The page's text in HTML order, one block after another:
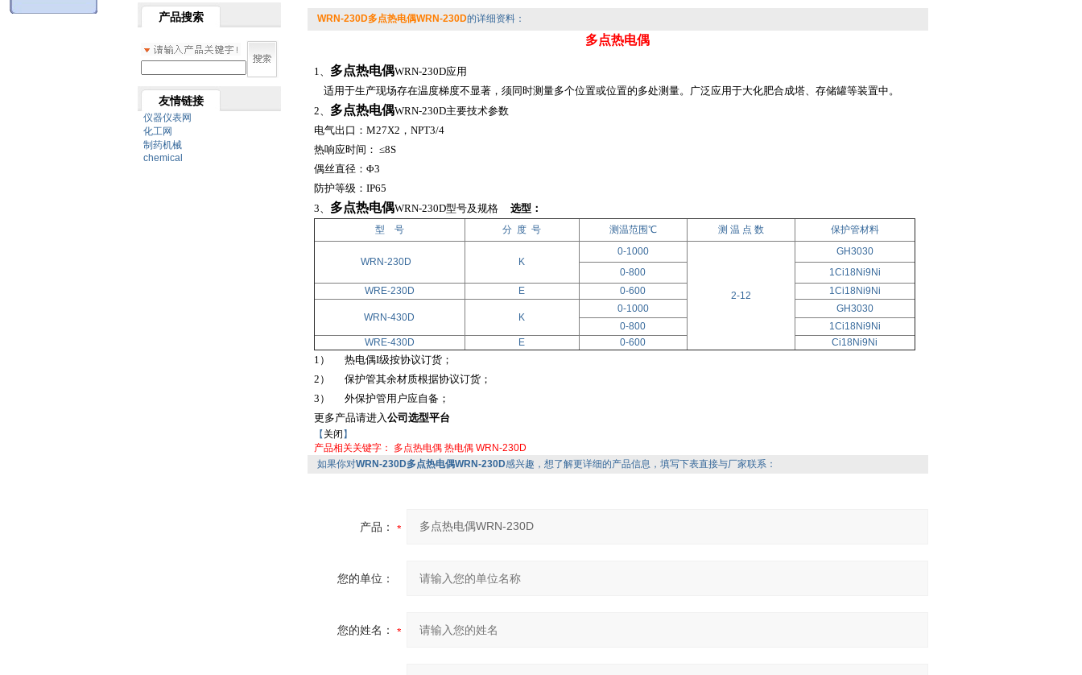
产品搜索
友情链接
仪器仪表网
化工网
制药机械
chemical
WRN-230D多点热电偶WRN-230D的详细资料：
多点热电偶
1、 多点热电偶WRN-230D应用
适用于生产现场存在温度梯度不显著，须同时测量多个位置或位置的多处测量。广泛应用于大化肥合成塔、存储罐等装置中。
2、 多点热电偶WRN-230D主要技术参数
电气出口：M27X2，NPT3/4
热响应时间： ≤8S
偶丝直径：Φ3
防护等级：IP65
3、 多点热电偶WRN-230D型号及规格 选型：
型 号 分 度 号 测温范围℃ 测 温 点 数 保护管材料
WRN-230D K
0-1000
2-12
GH3030
0-800
1Ci18Ni9Ni
WRE-230D
E 0-600 1Ci18Ni9Ni
WRN-430D K
0-1000
GH3030
0-800
1Ci18Ni9Ni
WRE-430D
E 0-600 Ci18Ni9Ni
1） 热电偶I级按协议订货；
2） 保护管其余材质根据协议订货；
3） 外保护管用户应自备；
更多产品请进入公司选型平台
【 关闭 】
产品相关关键字：
多点热电偶 热电偶 WRN-230D
如果你对WRN-230D多点热电偶WRN-230D感兴趣，想了解更详细的产品信息，填写下表直接与厂家联系：
产品：
您的单位：
您的姓名：